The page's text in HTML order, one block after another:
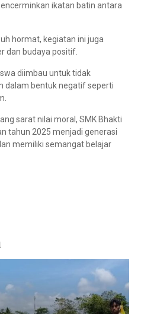
ikatan batin antara
hormat, kegiatan ini juga
dan budaya positif.
diimbau untuk tidak
dalam bentuk negatif seperti
sarat nilai moral, SMK Bhakti
tahun 2025 menjadi generasi
memiliki semangat belajar